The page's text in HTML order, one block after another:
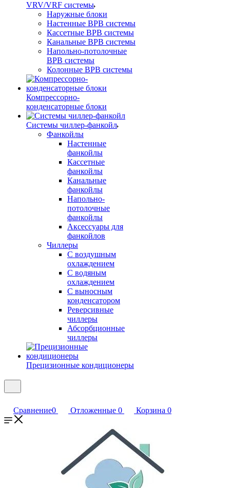
VRV/VRF системы
Наружные блоки
Настенные ВРВ системы
Кассетные ВРВ системы
Канальные ВРВ системы
Напольно-потолочные
ВРВ системы
Колонные ВРВ системы
Компрессорно-
конденсаторные блоки
Системы чиллер-фанкойл
Фанкойлы
Настенные
фанкойлы
Кассетные
фанкойлы
Канальные
фанкойлы
Напольно-
потолочные
фанкойлы
Аксессуары для
фанкойлов
Чиллеры
С воздушным
охлаждением
С водяным
охлаждением
С выносным
конденсатором
Реверсивные
чиллеры
Абсорбционные
чиллеры
Прецизионные кондиционеры
Сравнение0 Отложенные 0 Корзина 0